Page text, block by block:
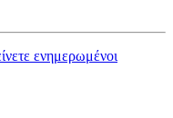
ενημερωμένοι